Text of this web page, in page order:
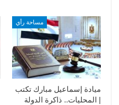
مساحة رأي
ميادة إسماعيل مبارك تكتب
| المحليات.. ذاكرة الدولة